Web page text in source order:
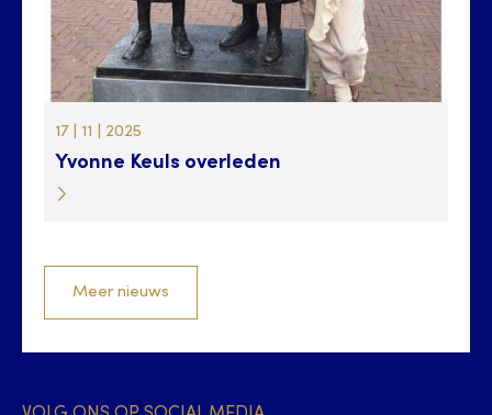
17 | 11 | 2025
Yvonne Keuls overleden
Meer nieuws